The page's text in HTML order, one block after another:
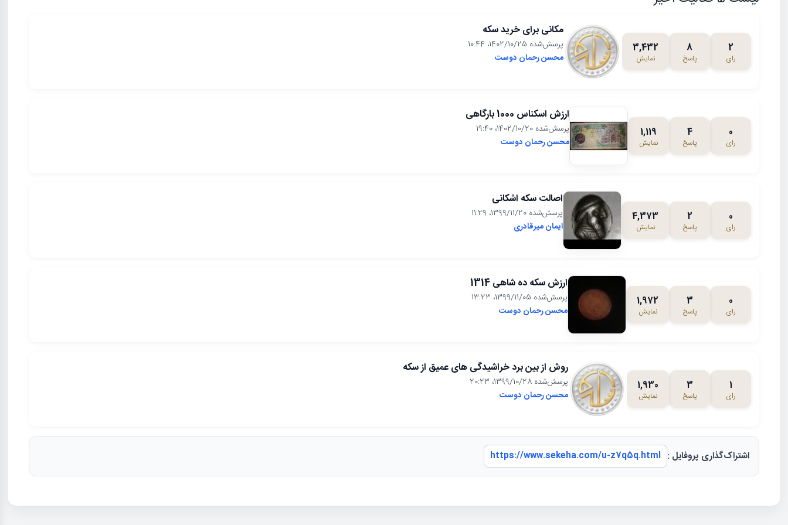
2
رای
8
پاسخ
3,432
نمایش
مکانی برای خرید سکه
پرسش‌شده 1402/10/25، 10:44
محسن رحمان دوست
0
رای
4
پاسخ
1,119
نمایش
ارزش اسکناس 1000 بارگاهی
پرسش‌شده 1402/10/20، 19:40
محسن رحمان دوست
0
رای
2
پاسخ
4,373
نمایش
اصالت سکه اشکانی
پرسش‌شده 1399/11/20، 11:29
ایمان میرقادری
0
رای
3
پاسخ
1,972
نمایش
ارزش سکه ده شاهی 1314
پرسش‌شده 1399/11/05، 13:23
محسن رحمان دوست
1
رای
3
پاسخ
1,930
نمایش
روش از بین برد خراشیدگی های عمیق از سکه
پرسش‌شده 1399/10/28، 20:23
محسن رحمان دوست
اشتراک‌گذاری پروفایل : https://www.sekeha.com/u-z7q5q.html